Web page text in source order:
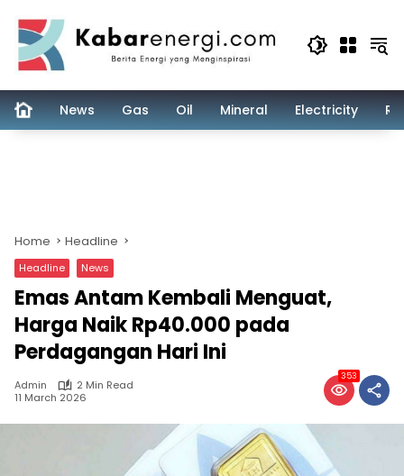
content
News Gas Oil Mineral Electricity
Home Headline
Headline News
Emas Antam Kembali Menguat,
Harga Naik Rp40.000 pada
Perdagangan Hari Ini
Admin
2 Min Read
11 March 2026
353